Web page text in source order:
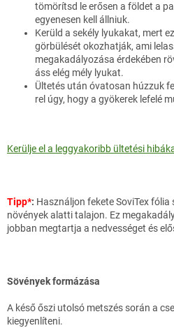
tömörítsd le erősen a földet a
egyenesen kell állniuk.
Kerüld a sekély lyukakat, mert
görbülését okozhatják, ami
megakadályozása érdekében
áss elég mély lyukat.
Ültetés után óvatosan húzzuk
rel úgy, hogy a gyökerek lefelé
Kerülje el a leggyakoribb ültetési
Tipp*: Használjon fekete SoviTex
növények alatti talajon. Ez
jobban megtartja a nedvességet és
Sövények formázása
A késő őszi utolsó metszés során a
kiegyenlíteni.